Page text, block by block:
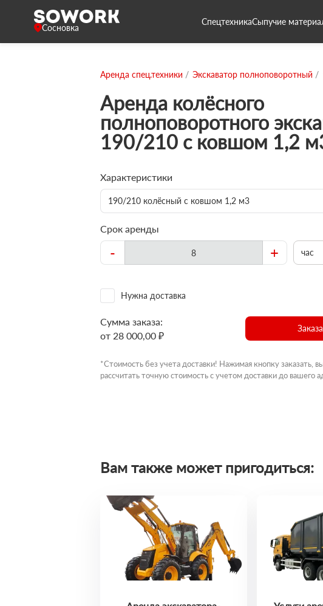
Сосновка
СпецтехникаСыпучие
Аренда спец.техники Экскаватор полноповоротный
Аренда колёсного
полноповоротного
190/210 с ковшом 1,2
Характеристики
190/210 колёсный с ковшом 1,2 м3
Срок аренды
- + час
Нужна доставка
Сумма заказа:
от 28 000,00 ₽
*Стоимость без учета доставки! Нажимая кнопку заказать,
рассчитать точную стоимость с учетом доставки до вашего
Вам также может пригодиться: